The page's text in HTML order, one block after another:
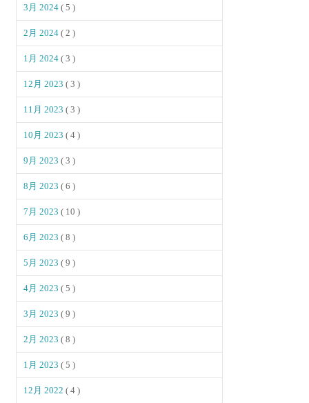
3月 2024( 5 )
2月 2024( 2 )
1月 2024( 3 )
12月 2023( 3 )
11月 2023( 3 )
10月 2023( 4 )
9月 2023( 3 )
8月 2023( 6 )
7月 2023( 10 )
6月 2023( 8 )
5月 2023( 9 )
4月 2023( 5 )
3月 2023( 9 )
2月 2023( 8 )
1月 2023( 5 )
12月 2022( 4 )